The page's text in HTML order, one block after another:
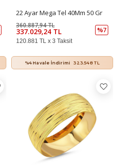
22 Ayar Mega Tel 40Mm 50 Gr
337.029,24 TL
360.887,94 TL
%7
120.881 TL x 3 Taksit
%4 Havale İndirimi 323.548 TL